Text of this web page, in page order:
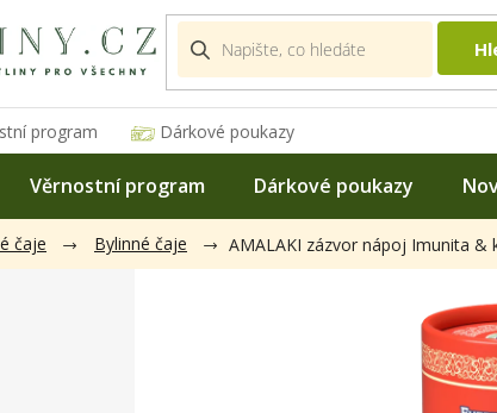
program Dárkové poukazy
Věrnostní program Dárkové poukazy
čaje Bylinné čaje AMALAKI zázvor nápoj Imunita &